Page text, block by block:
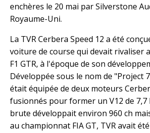
enchères le 20 mai par Silverstone
Royaume-Uni.
La TVR Cerbera Speed 12 a été
voiture de course qui devait rivaliser
F1 GTR, à l'époque de son
Développée sous le nom de "Project
était équipée de deux moteurs
fusionnés pour former un V12 de 7,7
brute développait environ 960 ch
au championnat FIA GT, TVR avait